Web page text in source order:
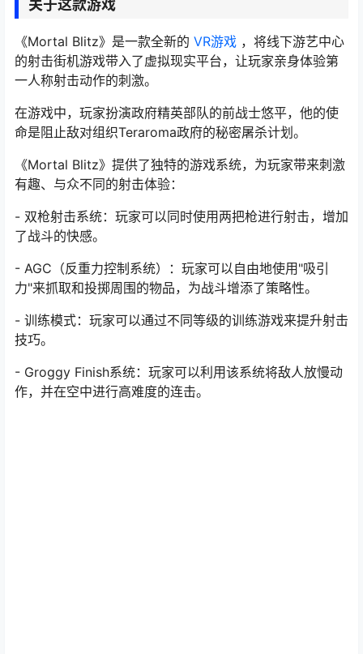
关于这款游戏
《Mortal Blitz》是一款全新的 VR游戏 ，将线下游艺中心
的射击街机游戏带入了虚拟现实平台，让玩家亲身体验第
一人称射击动作的刺激。
在游戏中，玩家扮演政府精英部队的前战士悠平，他的使
命是阻止敌对组织Teraroma政府的秘密屠杀计划。
《Mortal Blitz》提供了独特的游戏系统，为玩家带来刺激
有趣、与众不同的射击体验：
- 双枪射击系统：玩家可以同时使用两把枪进行射击，增加
了战斗的快感。
- AGC（反重力控制系统）：玩家可以自由地使用"吸引
力"来抓取和投掷周围的物品，为战斗增添了策略性。
- 训练模式：玩家可以通过不同等级的训练游戏来提升射击
技巧。
- Groggy Finish系统：玩家可以利用该系统将敌人放慢动
作，并在空中进行高难度的连击。